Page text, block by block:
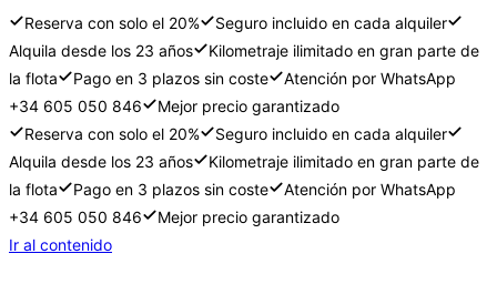
Reserva con solo el 20%
Seguro incluido en cada alquiler
Alquila desde los 23 años
Kilometraje ilimitado en gran parte de
la flota
Pago en 3 plazos sin coste
Atención por WhatsApp
+34 605 050 846
Mejor precio garantizado
Reserva con solo el 20%
Seguro incluido en cada alquiler
Alquila desde los 23 años
Kilometraje ilimitado en gran parte de
la flota
Pago en 3 plazos sin coste
Atención por WhatsApp
+34 605 050 846
Mejor precio garantizado
Ir al contenido